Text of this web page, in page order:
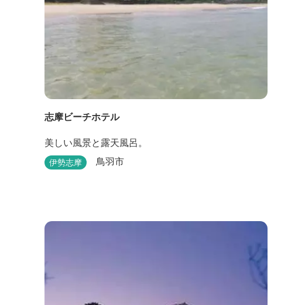
志摩ビーチホテル
美しい風景と露天風呂。
伊勢志摩 鳥羽市